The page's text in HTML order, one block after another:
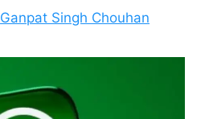
Ganpat Singh Chouhan